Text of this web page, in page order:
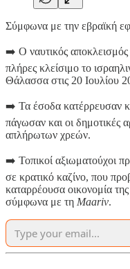
Σύμφωνα με την εβραϊκή
➡️ Ο ναυτικός
πλήρες κλείσιμο το
Θάλασσα στις 20 Ιουλίου
➡️ Τα έσοδα κατέρρευσαν
πάγωσαν και οι δημοτικές
απλήρωτων χρεών.
➡️ Τοπικοί αξιωματούχοι
σε κρατικό καζίνο, που
καταρρέουσα οικονομία
σύμφωνα με τη Maariv.